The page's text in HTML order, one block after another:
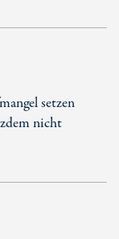
setzen
nicht